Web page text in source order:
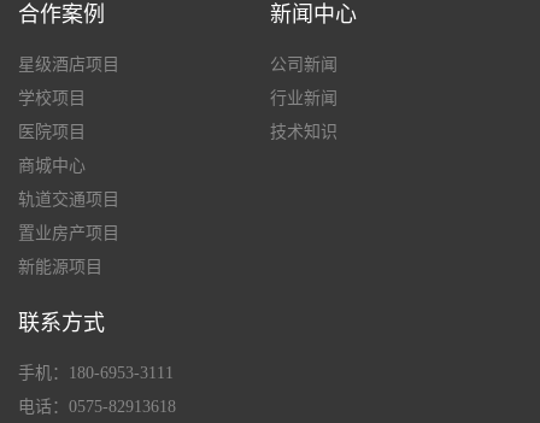
合作案例
星级酒店项目
学校项目
医院项目
商城中心
轨道交通项目
置业房产项目
新能源项目
新闻中心
公司新闻
行业新闻
技术知识
联系方式
手机：180-6953-3111
电话：0575-82913618